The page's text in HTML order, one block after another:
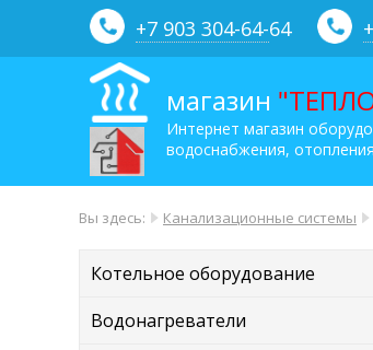
+7 903 304-64-64
магазин
Интернет магазин
водоснабжения,
Вы здесь: Канализационные системы
Котельное оборудование
Водонагреватели